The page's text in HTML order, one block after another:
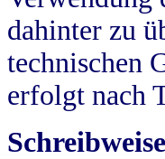
dahinter zu
technischen
erfolgt nach